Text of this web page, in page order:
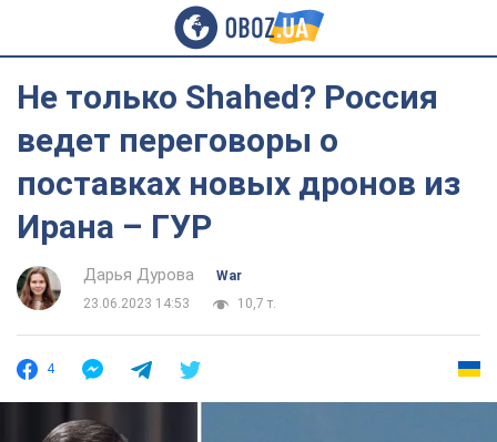
Не только Shahed? Россия
ведет переговоры о
поставках новых дронов из
Ирана – ГУР
Дарья Дурова
War
23.06.2023 14:53
10,7 т.
4